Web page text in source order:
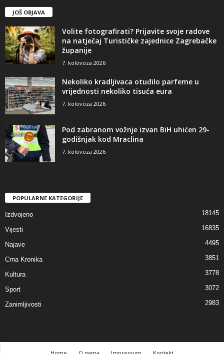
JOŠ OBJAVA
Volite fotografirati? Prijavite svoje radove
na natječaj Turističke zajednice Zagrebačke
županije
7. kolovoza 2026
Nekoliko kradljivaca otuđilo parfeme u
vrijednosti nekoliko tisuća eura
7. kolovoza 2026
Pod zabranom vožnje izvan BiH uhićen 29-
godišnjak kod Mraclina
7. kolovoza 2026
POPULARNE KATEGORIJE
Izdvojeno 18145
Vijesti 16835
Najave 4495
Crna Kronika 3851
Kultura 3778
Sport 3072
Zanimljivosti 2983